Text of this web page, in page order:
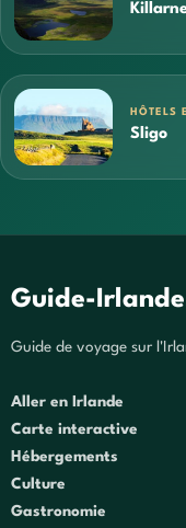
HÔTELS
Sligo
Guide-
Guide de voyage sur
Aller en Irlande
Carte interactive
Hébergements
Culture
Gastronomie